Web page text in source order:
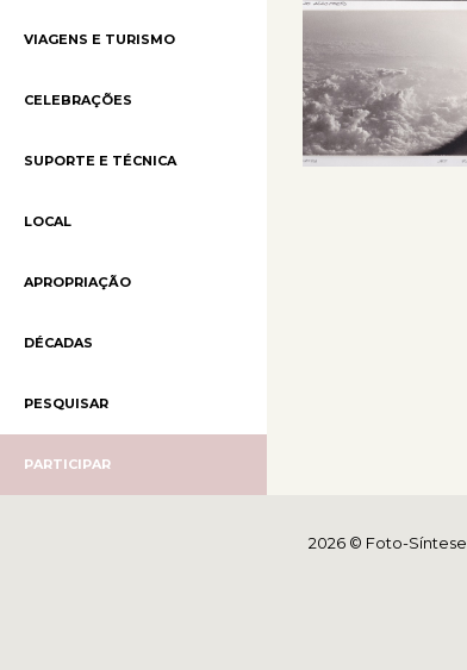
VIAGENS E TURISMO
CELEBRAÇÕES
SUPORTE E TÉCNICA
LOCAL
APROPRIAÇÃO
DÉCADAS
PESQUISAR
PARTICIPAR
2026 © Foto-Síntese